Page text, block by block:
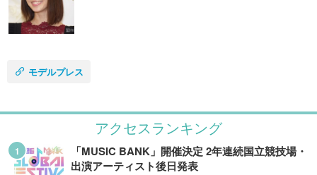
モデルプレス
アクセスランキング
「MUSIC BANK」開催決定 2年連続国立競技場・
出演アーティスト後日発表